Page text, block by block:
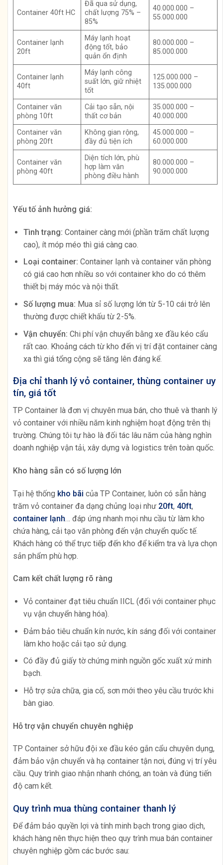
Container 40ft HC
Đã qua sử dụng,
chất lượng 75% –
85%
40.000.000 –
55.000.000
Container lạnh
20ft
Máy lạnh hoạt
động tốt, bảo
quản ổn định
80.000.000 –
85.000.000
Container lạnh
40ft
Máy lạnh công
suất lớn, giữ nhiệt
tốt
125.000.000 –
135.000.000
Container văn
phòng 10ft
Cải tạo sẵn, nội
thất cơ bản
35.000.000 –
40.000.000
Container văn
phòng 20ft
Không gian rộng,
đầy đủ tiện ích
45.000.000 –
60.000.000
Container văn
phòng 40ft
Diện tích lớn, phù
hợp làm văn
phòng điều hành
80.000.000 –
90.000.000
Yếu tố ảnh hưởng giá:
Tình trạng: Container càng mới (phần trăm chất lượng
cao), ít móp méo thì giá càng cao.
Loại container: Container lạnh và container văn phòng
có giá cao hơn nhiều so với container kho do có thêm
thiết bị máy móc và nội thất.
Số lượng mua: Mua sỉ số lượng lớn từ 5-10 cái trở lên
thường được chiết khấu từ 2-5%.
Vận chuyển: Chi phí vận chuyển bằng xe đầu kéo cẩu
rất cao. Khoảng cách từ kho đến vị trí đặt container càng
xa thì giá tổng cộng sẽ tăng lên đáng kể.
Địa chỉ thanh lý vỏ container, thùng container uy
tín, giá tốt
TP Container là đơn vị chuyên mua bán, cho thuê và thanh lý
vỏ container với nhiều năm kinh nghiệm hoạt động trên thị
trường. Chúng tôi tự hào là đối tác lâu năm của hàng nghìn
doanh nghiệp vận tải, xây dựng và logistics trên toàn quốc.
Kho hàng sẵn có số lượng lớn
Tại hệ thống kho bãi của TP Container, luôn có sẵn hàng
trăm vỏ container đa dạng chủng loại như 20ft, 40ft,
container lạnh… đáp ứng nhanh mọi nhu cầu từ làm kho
chứa hàng, cải tạo văn phòng đến vận chuyển quốc tế.
Khách hàng có thể trực tiếp đến kho để kiểm tra và lựa chọn
sản phẩm phù hợp.
Cam kết chất lượng rõ ràng
Vỏ container đạt tiêu chuẩn IICL (đối với container phục
vụ vận chuyển hàng hóa).
Đảm bảo tiêu chuẩn kín nước, kín sáng đối với container
làm kho hoặc cải tạo sử dụng.
Có đầy đủ giấy tờ chứng minh nguồn gốc xuất xứ minh
bạch.
Hỗ trợ sửa chữa, gia cố, sơn mới theo yêu cầu trước khi
bàn giao.
Hỗ trợ vận chuyển chuyên nghiệp
TP Container sở hữu đội xe đầu kéo gắn cẩu chuyên dụng,
đảm bảo vận chuyển và hạ container tận nơi, đúng vị trí yêu
cầu. Quy trình giao nhận nhanh chóng, an toàn và đúng tiến
độ cam kết.
Quy trình mua thùng container thanh lý
Để đảm bảo quyền lợi và tính minh bạch trong giao dịch,
khách hàng nên thực hiện theo quy trình mua bán container
chuyên nghiệp gồm các bước sau: